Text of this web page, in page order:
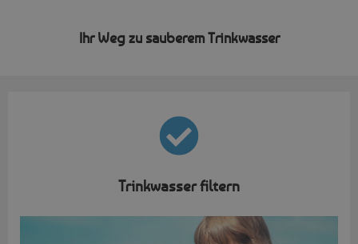
Ihr Weg zu sauberem Trinkwasser
Trinkwasser filtern